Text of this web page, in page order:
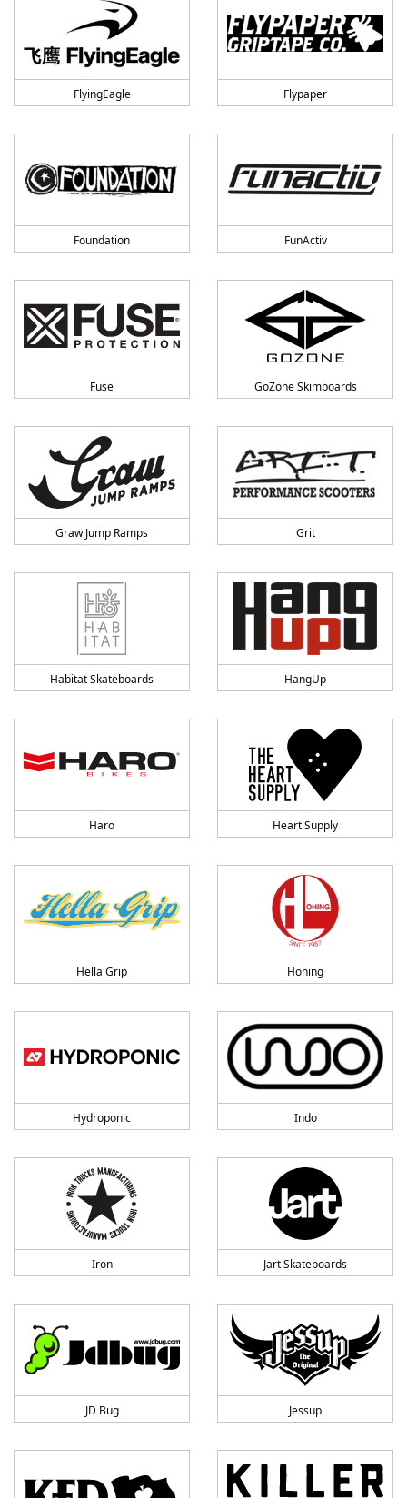
FlyingEagle Flypaper
Foundation FunActiv
Fuse GoZone Skimboards
Graw Jump Ramps Grit
Habitat Skateboards HangUp
Haro Heart Supply
Hella Grip Hohing
Hydroponic Indo
Iron Jart Skateboards
JD Bug Jessup